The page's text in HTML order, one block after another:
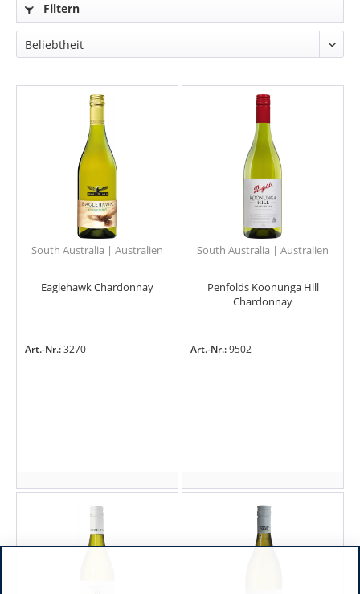
Filtern
South Australia | Australien
Eaglehawk Chardonnay
Art.-Nr.:3270
South Australia | Australien
Penfolds Koonunga Hill
Chardonnay
Art.-Nr.:9502